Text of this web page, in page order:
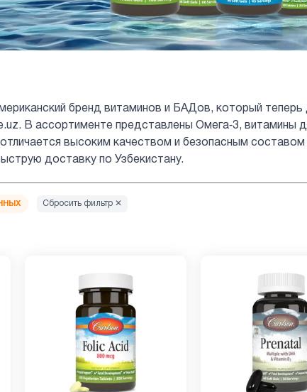
бренд витаминов и БАДов, который
В ассортименте представлены Омега‑3, витамины
высоким качеством и безопасным составом
доставку по Узбекистану.
Сбросить фильтр ✕